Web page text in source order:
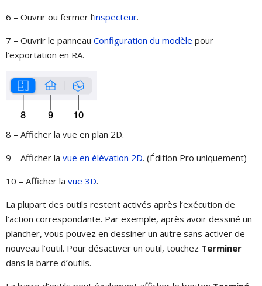
6 – Ouvrir ou fermer l’inspecteur.
7 – Ouvrir le panneau Configuration du modèle pour
l’exportation en RA.
8 – Afficher la vue en plan 2D.
9 – Afficher la vue en élévation 2D. (Édition Pro uniquement)
10 – Afficher la vue 3D.
La plupart des outils restent activés après l’exécution de
l’action correspondante. Par exemple, après avoir dessiné un
plancher, vous pouvez en dessiner un autre sans activer de
nouveau l’outil. Pour désactiver un outil, touchez Terminer
dans la barre d’outils.